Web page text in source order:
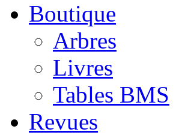
Boutique
Arbres
Livres
Tables BMS
Revues